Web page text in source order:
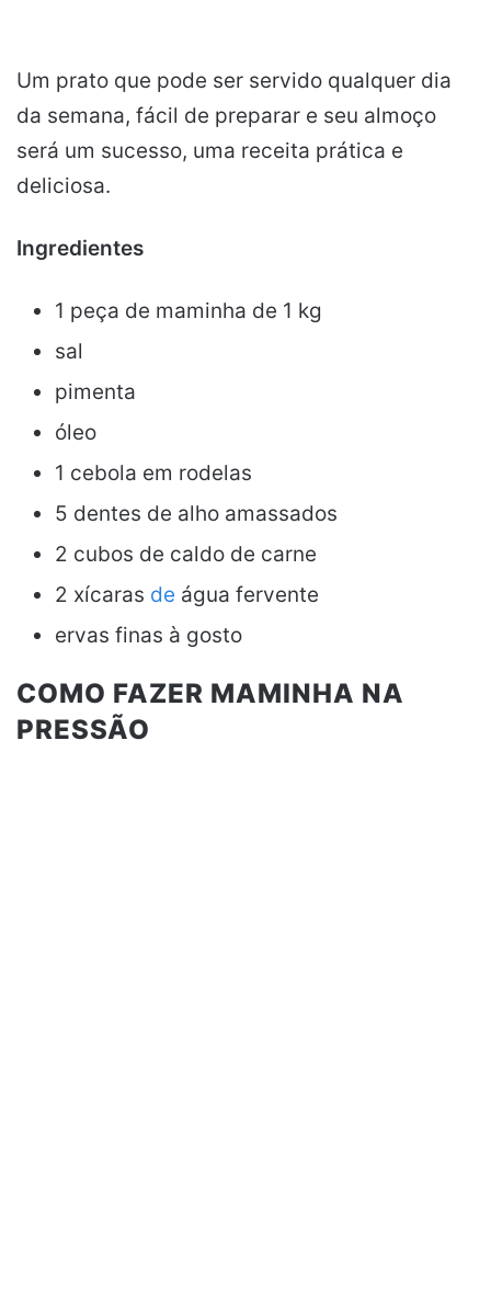
Um prato que pode ser servido qualquer dia
da semana, fácil de preparar e seu almoço
será um sucesso, uma receita prática e
deliciosa.
Ingredientes
1 peça de maminha de 1 kg
sal
pimenta
óleo
1 cebola em rodelas
5 dentes de alho amassados
2 cubos de caldo de carne
2 xícaras de água fervente
ervas finas à gosto
COMO FAZER MAMINHA NA
PRESSÃO